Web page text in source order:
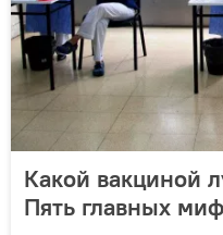
Какой вакциной
Пять главных